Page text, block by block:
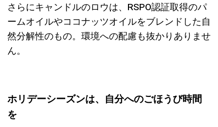
さらにキャンドルのロウは、RSPO認証取得のパ
ームオイルやココナッツオイルをブレンドした自
然分解性のもの。環境への配慮も抜かりありませ
ん。
ホリデーシーズンは、自分へのごほうび時間
を